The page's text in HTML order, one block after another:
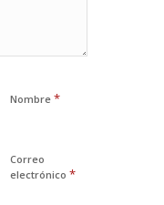
Nombre *
Correo
electrónico *